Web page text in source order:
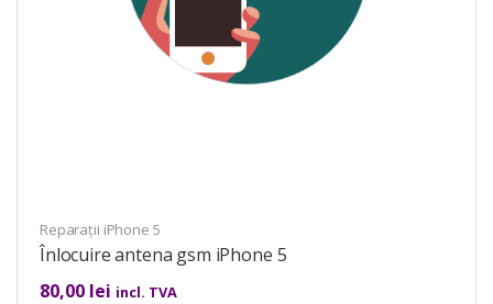
Reparații iPhone 5
Înlocuire antena gsm iPhone 5
80,00 lei incl. TVA